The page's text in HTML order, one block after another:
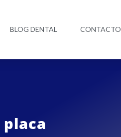
BLOG DENTAL CONTACTO